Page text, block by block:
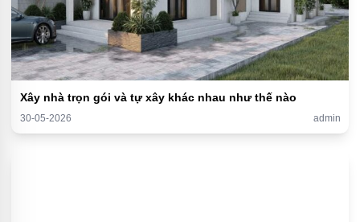
Xây nhà trọn gói và tự xây khác nhau như thế nào
30-05-2026 admin